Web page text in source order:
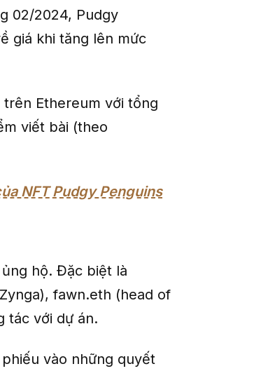
02/2024, Pudgy
giá khi tăng lên mức
Ethereum với tổng
viết bài (theo
NFT Pudgy Penguins
hộ. Đặc biệt là
fawn.eth (head of
tác với dự án.
vào những quyết